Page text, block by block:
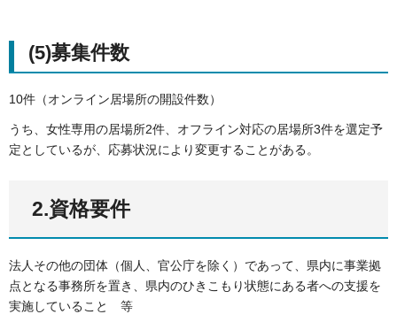
(5)募集件数
10件（オンライン居場所の開設件数）
うち、女性専用の居場所2件、オフライン対応の居場所3件を選定予
定としているが、応募状況により変更することがある。
2.資格要件
法人その他の団体（個人、官公庁を除く）であって、県内に事業拠
点となる事務所を置き、県内のひきこもり状態にある者への支援を
実施していること 等